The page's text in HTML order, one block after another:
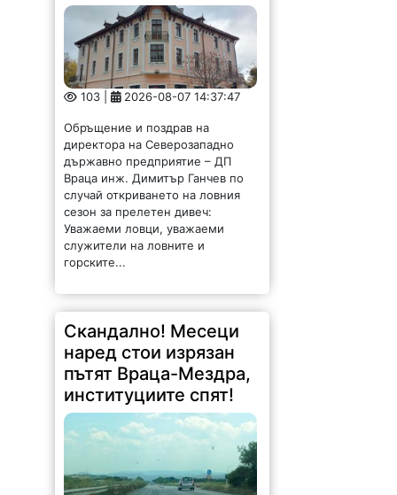
103 | 2026-08-07 14:37:47
Обръщение и поздрав на
директора на Северозападно
държавно предприятие – ДП
Враца инж. Димитър Ганчев по
случай откриването на ловния
сезон за прелетен дивеч:
Уважаеми ловци, уважаеми
служители на ловните и
горските...
Скандално! Месеци
наред стои изрязан
пътят Враца-Мездра,
институциите спят!